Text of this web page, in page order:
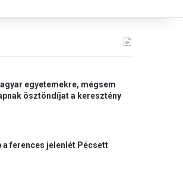
egyetemekre, mégsem
ösztöndíjat a keresztény
a ferences jelenlét Pécsett